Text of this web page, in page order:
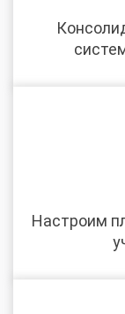
­Настроим